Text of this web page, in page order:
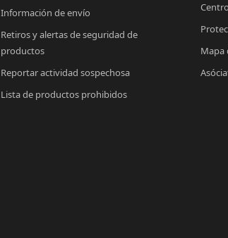
Información de envío
Retiros y alertas de seguridad de
productos
Reportar actividad sospechosa
Lista de productos prohibidos
Mapa